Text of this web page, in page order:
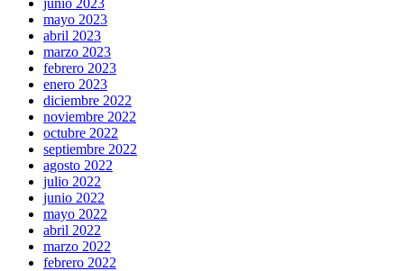
junio 2023
mayo 2023
abril 2023
marzo 2023
febrero 2023
enero 2023
diciembre 2022
noviembre 2022
octubre 2022
septiembre 2022
agosto 2022
julio 2022
junio 2022
mayo 2022
abril 2022
marzo 2022
febrero 2022